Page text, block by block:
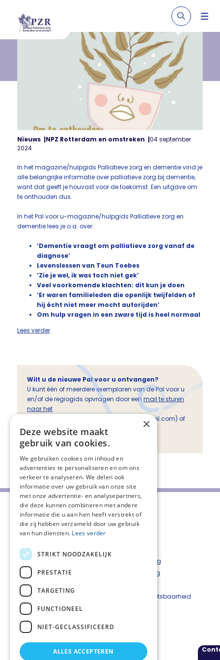
Nieuws NPZ Rotterdam en omstreken
04 september
2024
In het magazine/hulpgids Palliatieve zorg en dementie vind je
alle belangrijke informatie over palliatieve zorg bij dementie,
want dat geeft je houvast voor de toekomst. Een uitgave om
te onthouden dus.
In het Pal voor u-magazine/hulpgids Palliatieve zorg en
dementie lees je o.a. over:
‘Dementie vraagt om palliatieve zorg vanaf de
diagnose’
Levenslessen van Teun Toebes
‘Zie je wel, ik was toch niet gek’
Veel voorkomende klachten: dit kun je doen
‘Er waren familieleden die openlijk twijfelden of
hij écht niet meer mocht autorijden’
Om hulp vragen in een zware tijd is heel normaal
Lees verder
Wilt u de nieuwe Pal voor u ontvangen?
U kunt één of meerdere exemplaren van de Pal voor u
en/of de regiogids opvragen door een mail te sturen
naar het
(palliatievezorgrotterdameo@gmail.com) of
telefonisch op nummer 06-19470824.
Deel deze pagina:
Over ons
CPT Rotterdam en omstreken
Aanmelden nieuwsbrief
Nieuwsarchief
Vacatures
Privacyverklaring
Cookieverklaring
Beveiligingskwetsbaarheid
Kwaliteitskader palliatieve zorg Nederland
×
Deze website maakt
gebruik van cookies.
We gebruiken cookies om inhoud en
advertenties te personaliseren en om ons
verkeer te analyseren. We delen ook
informatie over uw gebruik van onze site
met onze advertentie- en analysepartners,
die deze kunnen combineren met andere
informatie die u aan hen heeft verstrekt of
die zij hebben verzameld door uw gebruik
van hun diensten. Lees verder
STRIKT NOODZAKELIJK
PRESTATIE
TARGETING
FUNCTIONEEL
NIET-GECLASSIFICEERD
ALLES ACCEPTEREN